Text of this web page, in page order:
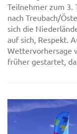
Teilnehmer zum 3.
nach Treubach/
sich die
auf sich, Respekt.
Wettervorhersage
früher gestartet,